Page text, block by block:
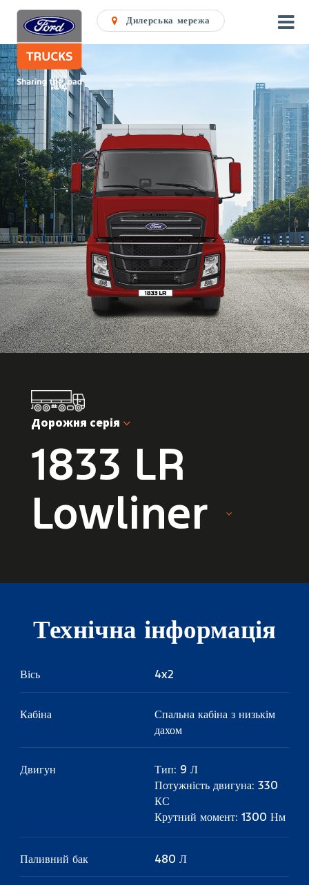
Дилерська мережа
Дорожня серія
1833 LR
Lowliner
Технічна інформація
Вісь 4x2
Кабіна
Спальна кабіна з низькім
дахом
Двигун
Тип: 9 Л
Потужність двигуна: 330
КС
Крутний момент: 1300 Нм
Паливний бак 480 Л